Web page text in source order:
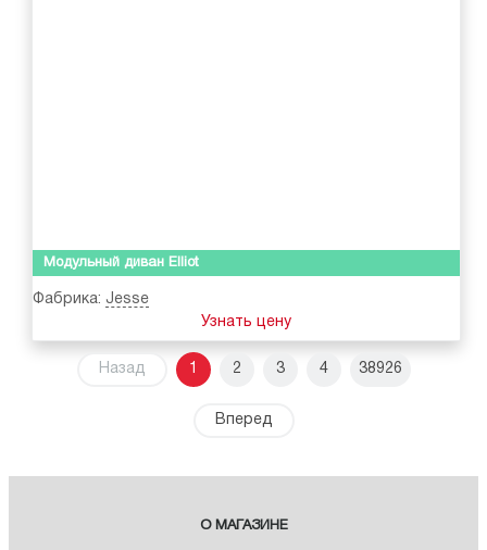
Модульный диван Elliot
Фабрика: Jesse
Узнать цену
Назад 1 2 3 4 38926
Вперед
О МАГАЗИНЕ